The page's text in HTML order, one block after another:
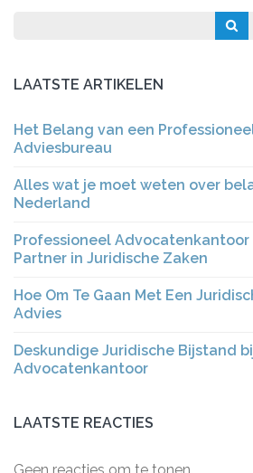
LAATSTE ARTIKELEN
Het Belang van een
Adviesbureau
Alles wat je moet weten over
Nederland
Professioneel Advocatenkantoor
Partner in Juridische Zaken
Hoe Om Te Gaan Met Een
Advies
Deskundige Juridische Bijstand
Advocatenkantoor
LAATSTE REACTIES